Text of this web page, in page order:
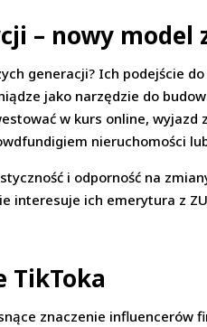
– nowy model
generacji? Ich podejście
jako narzędzie do
w kurs online,
nieruchomości
i odporność na
interesuje ich emerytura z
TikToka
znaczenie influencerów